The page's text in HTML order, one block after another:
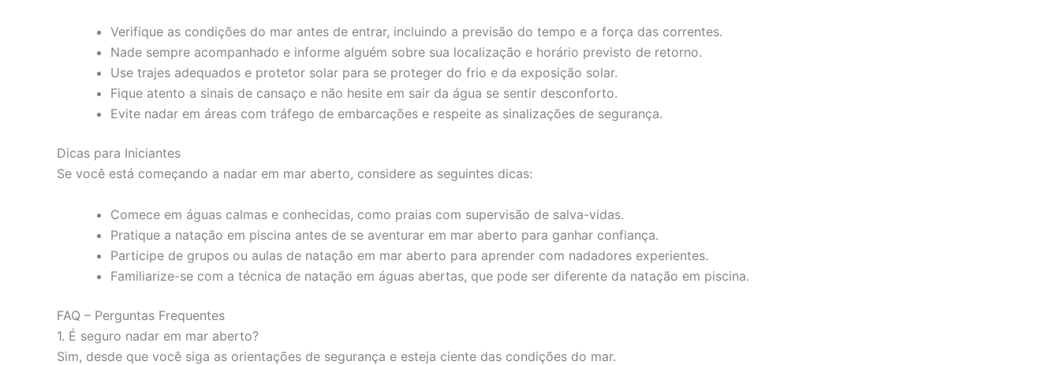
Verifique as condições do mar antes de entrar, incluindo a previsão do tempo e a força das correntes.
Nade sempre acompanhado e informe alguém sobre sua localização e horário previsto de retorno.
Use trajes adequados e protetor solar para se proteger do frio e da exposição solar.
Fique atento a sinais de cansaço e não hesite em sair da água se sentir desconforto.
Evite nadar em áreas com tráfego de embarcações e respeite as sinalizações de segurança.
Dicas para Iniciantes
Se você está começando a nadar em mar aberto, considere as seguintes dicas:
Comece em águas calmas e conhecidas, como praias com supervisão de salva-vidas.
Pratique a natação em piscina antes de se aventurar em mar aberto para ganhar confiança.
Participe de grupos ou aulas de natação em mar aberto para aprender com nadadores experientes.
Familiarize-se com a técnica de natação em águas abertas, que pode ser diferente da natação em piscina.
FAQ – Perguntas Frequentes
1. É seguro nadar em mar aberto?
Sim, desde que você siga as orientações de segurança e esteja ciente das condições do mar.